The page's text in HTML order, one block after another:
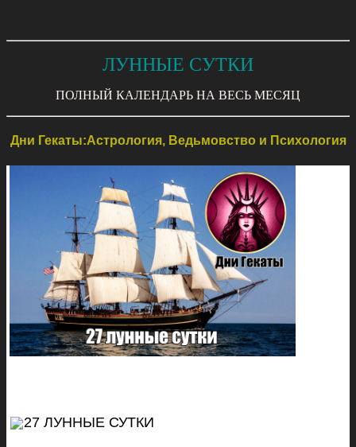
ЛУННЫЕ СУТКИ
ПОЛНЫЙ КАЛЕНДАРЬ НА ВЕСЬ МЕСЯЦ
Дни Гекаты:Астрология, Ведьмовство и Психология
27 ЛУННЫЕ СУТКИ